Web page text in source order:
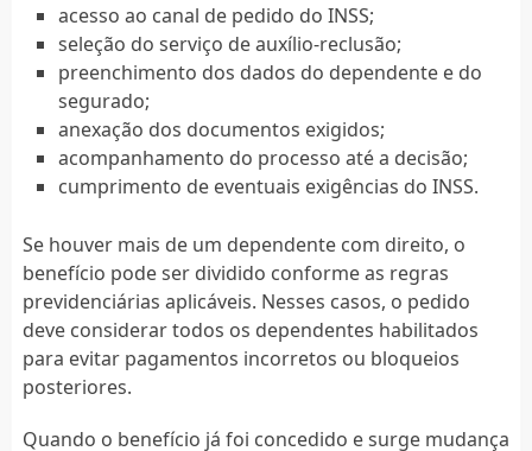
acesso ao canal de pedido do INSS;
seleção do serviço de auxílio-reclusão;
preenchimento dos dados do dependente e do
segurado;
anexação dos documentos exigidos;
acompanhamento do processo até a decisão;
cumprimento de eventuais exigências do INSS.
Se houver mais de um dependente com direito, o
benefício pode ser dividido conforme as regras
previdenciárias aplicáveis. Nesses casos, o pedido
deve considerar todos os dependentes habilitados
para evitar pagamentos incorretos ou bloqueios
posteriores.
Quando o benefício já foi concedido e surge mudança